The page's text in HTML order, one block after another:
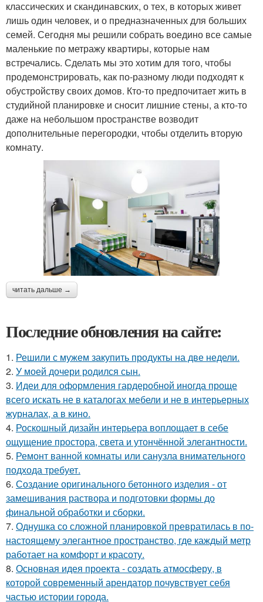
классических и скандинавских, о тех, в которых живет
лишь один человек, и о предназначенных для больших
семей. Сегодня мы решили собрать воедино все самые
маленькие по метражу квартиры, которые нам
встречались. Сделать мы это хотим для того, чтобы
продемонстрировать, как по-разному люди подходят к
обустройству своих домов. Кто-то предпочитает жить в
студийной планировке и сносит лишние стены, а кто-то
даже на небольшом пространстве возводит
дополнительные перегородки, чтобы отделить вторую
комнату.
читать дальше →
Последние обновления на сайте:
1. Решили с мужем закупить продукты на две недели.
2. У моей дочери родился сын.
3. Идеи для оформления гардеробной иногда проще
всего искать не в каталогах мебели и не в интерьерных
журналах, а в кино.
4. Роскошный дизайн интерьера воплощает в себе
ощущение простора, света и утончённой элегантности.
5. Ремонт ванной комнаты или санузла внимательного
подхода требует.
6. Создание оригинального бетонного изделия - от
замешивания раствора и подготовки формы до
финальной обработки и сборки.
7. Однушка со сложной планировкой превратилась в по-
настоящему элегантное пространство, где каждый метр
работает на комфорт и красоту.
8. Основная идея проекта - создать атмосферу, в
которой современный арендатор почувствует себя
частью истории города.